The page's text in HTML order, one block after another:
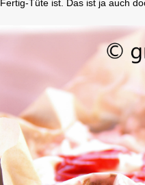
Fertig-Tüte ist. Das ist ja auch